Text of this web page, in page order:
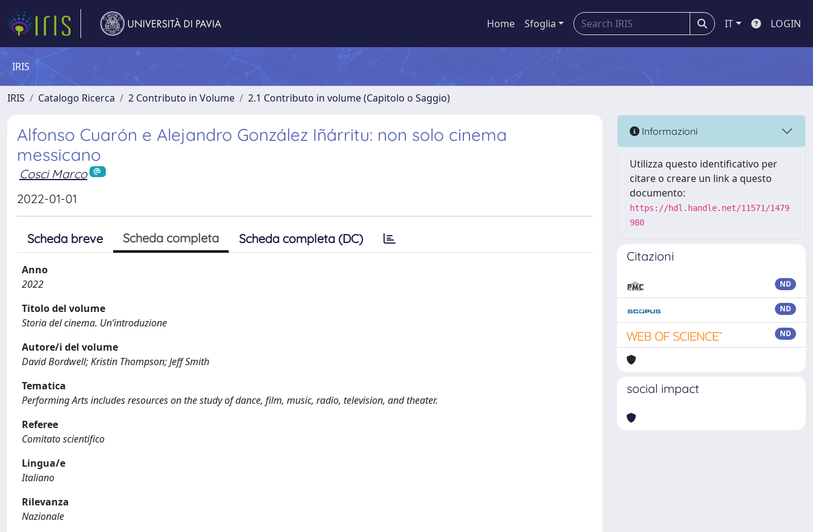
Home Sfoglia IT LOGIN
IRIS
IRIS Catalogo Ricerca 2 Contributo in Volume 2.1 Contributo in volume (Capitolo o Saggio)
Alfonso Cuarón e Alejandro González Iñárritu: non solo cinema
messicano
Cosci Marco
2022-01-01
Scheda breve Scheda completa Scheda completa (DC)
Anno
2022
Titolo del volume
Storia del cinema. Un’introduzione
Autore/i del volume
David Bordwell; Kristin Thompson; Jeff Smith
Tematica
Performing Arts includes resources on the study of dance, film, music, radio, television, and theater.
Referee
Comitato scientifico
Lingua/e
Italiano
Rilevanza
Nazionale
Informazioni
Utilizza questo identificativo per
citare o creare un link a questo
documento:
https://hdl.handle.net/11571/1479
980
Citazioni
ND
ND
ND
social impact